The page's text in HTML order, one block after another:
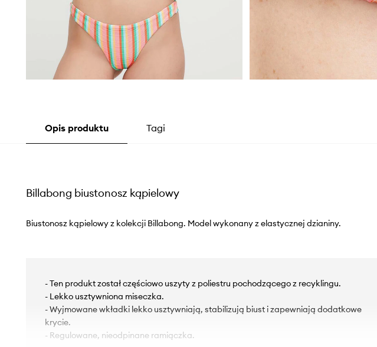
Opis produktu Tagi
Billabong biustonosz kąpielowy
Biustonosz kąpielowy z kolekcji Billabong. Model wykonany z elastycznej dzianiny.
- Ten produkt został częściowo uszyty z poliestru pochodzącego z recyklingu.
- Lekko usztywniona miseczka.
- Wyjmowane wkładki lekko usztywniają, stabilizują biust i zapewniają dodatkowe
krycie.
- Regulowane, nieodpinane ramiączka.